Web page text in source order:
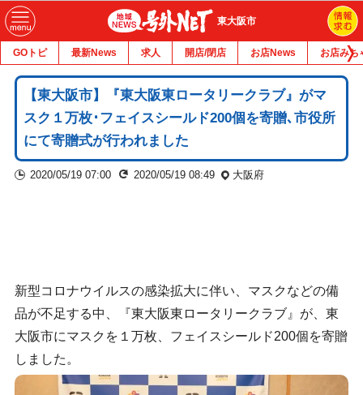
東大阪市
GOトピ 最新News 求人 開店/閉店 お店News お店みち
【東大阪市】『東大阪東ロータリークラブ』がマ
スク１万枚･フェイスシールド200個を寄贈､市役所
にて寄贈式が行われました
2020/05/19 07:00 2020/05/19 08:49 大阪府
新型コロナウイルスの感染拡大に伴い、マスクなどの備
品が不足する中、『東大阪東ロータリークラブ』が、東
大阪市にマスクを１万枚、フェイスシールド200個を寄贈
しました。